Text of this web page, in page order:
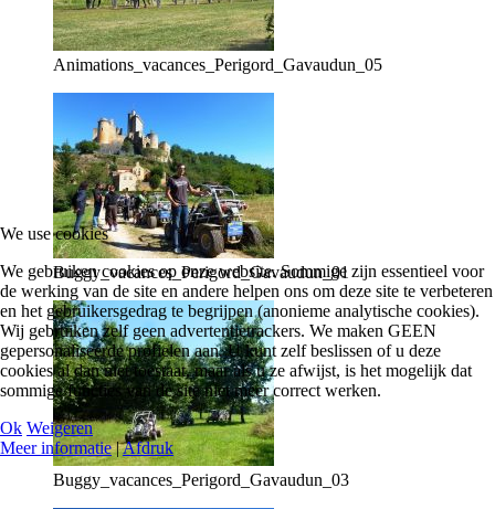
Animations_vacances_Perigord_Gavaudun_05
Buggy_vacances_Perigord_Gavaudun_01
Buggy_vacances_Perigord_Gavaudun_03
We use cookies
We gebruiken cookies op onze website. Sommige zijn essentieel voor
de werking van de site en andere helpen ons om deze site te verbeteren
en het gebruikersgedrag te begrijpen (anonieme analytische cookies).
Wij gebruiken zelf geen advertentietrackers. We maken GEEN
gepersonaliseerde profielen aan. U kunt zelf beslissen of u deze
cookies al dan niet toestaat, maar als u ze afwijst, is het mogelijk dat
sommige functies van de site niet meer correct werken.
Ok Weigeren
Meer informatie|Afdruk